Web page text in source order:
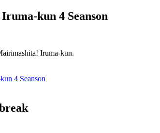
kun 4 Seanson
Iruma-kun.